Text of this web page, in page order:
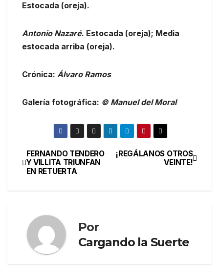
Estocada (oreja).
Antonio Nazaré. Estocada (oreja); Media
estocada arriba (oreja).
Crónica: Álvaro Ramos
Galería fotográfica: © Manuel del Moral
¡REGÁLANOS OTROS
VEINTE!
FERNANDO TENDERO
Y VILLITA TRIUNFAN
EN RETUERTA
Por
Cargando la Suerte